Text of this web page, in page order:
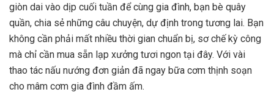
giòn dai vào dịp cuối tuần để cùng gia đình, bạn bè quây
quần, chia sẻ những câu chuyện, dự định trong tương lai. Bạn
không cần phải mất nhiều thời gian chuẩn bị, sơ chế kỳ công
mà chỉ cần mua sẵn lạp xưởng tươi ngon tại đây. Với vài
thao tác nấu nướng đơn giản đã ngay bữa cơm thịnh soạn
cho mâm cơm gia đình đầm ấm.